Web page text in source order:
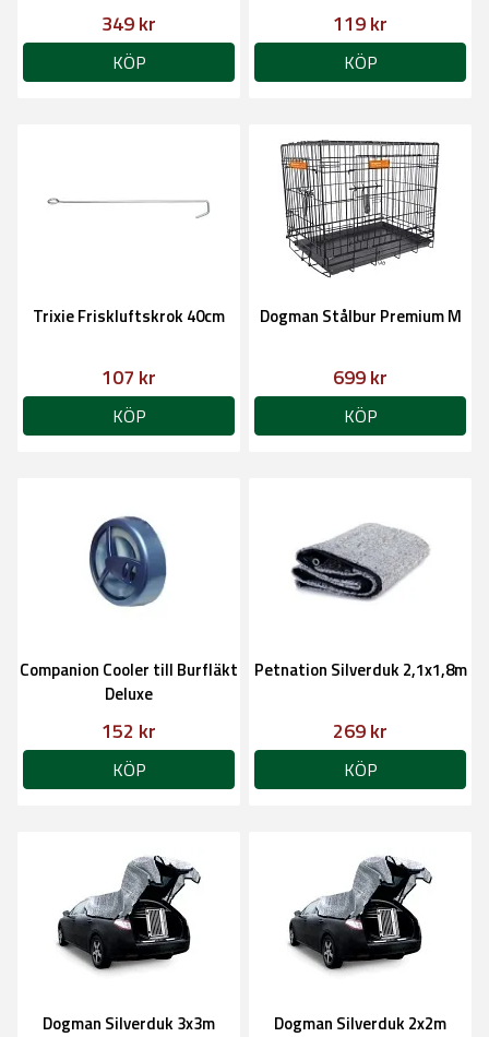
349 kr
KÖP
119 kr
KÖP
Trixie Friskluftskrok 40cm
107 kr
KÖP
Dogman Stålbur Premium M
699 kr
KÖP
Companion Cooler till Burfläkt
Deluxe
152 kr
KÖP
Petnation Silverduk 2,1x1,8m
269 kr
KÖP
Dogman Silverduk 3x3m Dogman Silverduk 2x2m